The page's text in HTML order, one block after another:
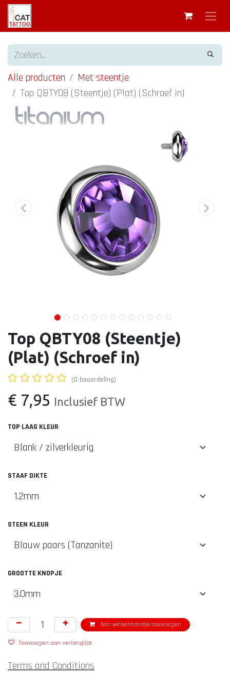
Alle producten
Met steentje
Top QBTY08 (Steentje) (Plat) (Schroef in)
Top QBTY08 (Steentje)
(Plat) (Schroef in)
(0 beoordeling)
€ 7,95 Inclusief BTW
TOP LAAG KLEUR
STAAF DIKTE
STEEN KLEUR
GROOTTE KNOPJE
Aan winkelmandje toevoegen
Toevoegen aan verlanglijst
Terms and Conditions